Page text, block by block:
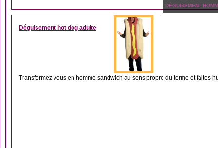
DÉGUISEMENT
Déguisement hot dog adulte
Transformez vous en homme sandwich au sens propre du terme et faites